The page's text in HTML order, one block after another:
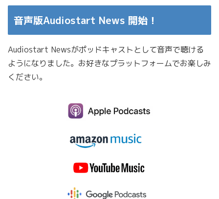
音声版Audiostart News 開始！
Audiostart Newsがポッドキャストとして音声で聴ける
ようになりました。お好きなプラットフォームでお楽しみ
ください。